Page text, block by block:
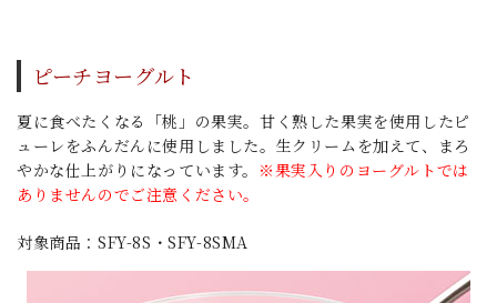
ピーチヨーグルト
夏に食べたくなる「桃」の果実。甘く熟した果実を使用したピ
ューレをふんだんに使用しました。生クリームを加えて、まろ
やかな仕上がりになっています。 ※果実入りのヨーグルトでは
ありませんのでご注意ください。
対象商品：SFY-8S・SFY-8SMA